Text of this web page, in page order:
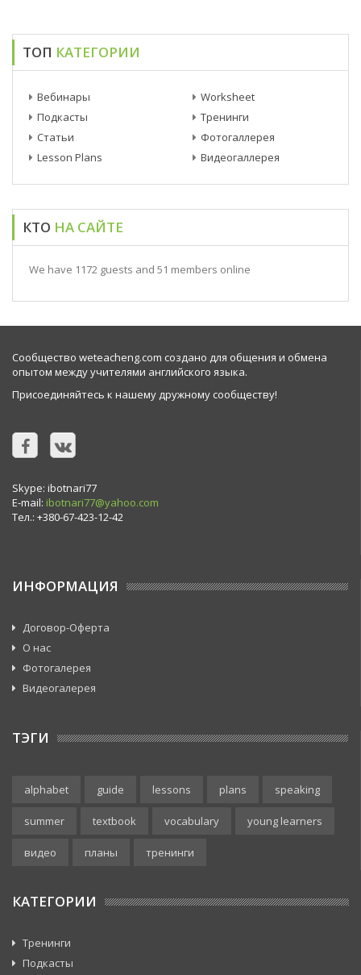
ТОП КАТЕГОРИИ
Вебинары
Подкасты
Статьи
Lesson Plans
Worksheet
Тренинги
Фотогаллерея
Видеогаллерея
КТО НА САЙТЕ
We have 1172 guests and 51 members online
Сообщество weteacheng.com создано для общения и обмена
опытом между учителями английского языка.
Присоединяйтесь к нашему дружному сообществу!
Skype: ibotnari77
E-mail: ibotnari77@yahoo.com
Тел.: +380-67-423-12-42
ИНФОРМАЦИЯ
Договор-Оферта
О нас
Фотогалерея
Видеогалерея
ТЭГИ
alphabet guide lessons plans speaking
summer textbook vocabulary young learners
видео планы тренинги
КАТЕГОРИИ
Тренинги
Подкасты